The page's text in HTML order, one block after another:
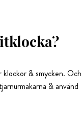
klockor & smycken. Och
& använd